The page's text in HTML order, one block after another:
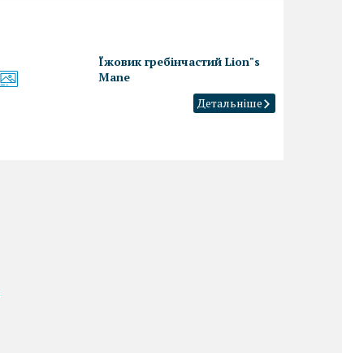
Їжовик гребінчастий Lion"s
Mane